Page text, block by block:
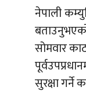
नेपाली
सोमवार
सुरक्षा गर्ने